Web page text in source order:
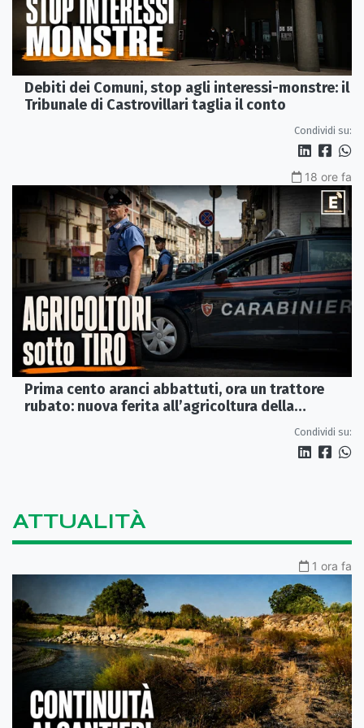
Debiti dei Comuni, stop agli interessi-monstre: il
Tribunale di Castrovillari taglia il conto
Condividi su:
18 ore fa
Prima cento aranci abbattuti, ora un trattore
rubato: nuova ferita all’agricoltura della
Condividi su:
ATTUALITÀ
1 ora fa